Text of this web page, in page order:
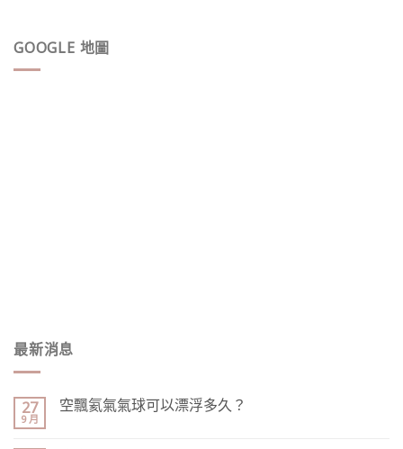
GOOGLE 地圖
最新消息
27
9 月
空飄氦氣氣球可以漂浮多久？